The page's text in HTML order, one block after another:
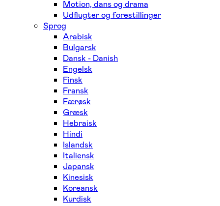
Motion, dans og drama
Udflugter og forestillinger
Sprog
Arabisk
Bulgarsk
Dansk - Danish
Engelsk
Finsk
Fransk
Færøsk
Græsk
Hebraisk
Hindi
Islandsk
Italiensk
Japansk
Kinesisk
Koreansk
Kurdisk